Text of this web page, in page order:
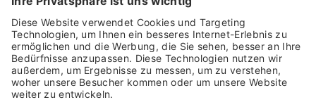
NEWSLETTER BESTELLEN